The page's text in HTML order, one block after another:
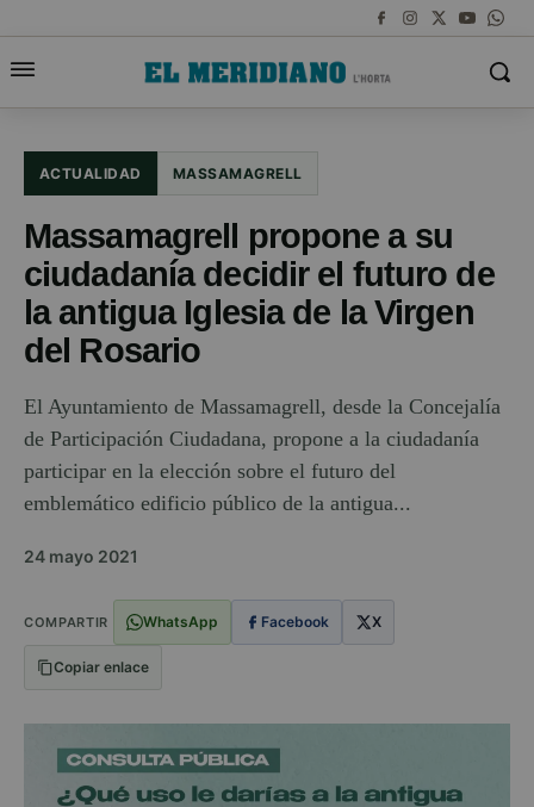
ACTUALIDAD MASSAMAGRELL
Massamagrell propone a su
ciudadanía decidir el futuro de
la antigua Iglesia de la Virgen
del Rosario
El Ayuntamiento de Massamagrell, desde la Concejalía
de Participación Ciudadana, propone a la ciudadanía
participar en la elección sobre el futuro del
emblemático edificio público de la antigua...
24 mayo 2021
COMPARTIR WhatsApp Facebook X
Copiar enlace